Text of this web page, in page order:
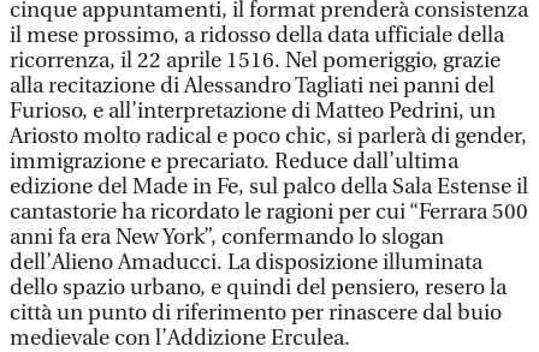
cinque appuntamenti, il format prenderà consistenza
il mese prossimo, a ridosso della data ufficiale della
ricorrenza, il 22 aprile 1516. Nel pomeriggio, grazie
alla recitazione di Alessandro Tagliati nei panni del
Furioso, e all’interpretazione di Matteo Pedrini, un
Ariosto molto radical e poco chic, si parlerà di gender,
immigrazione e precariato. Reduce dall’ultima
edizione del Made in Fe, sul palco della Sala Estense il
cantastorie ha ricordato le ragioni per cui “Ferrara 500
anni fa era New York”, confermando lo slogan
dell’Alieno Amaducci. La disposizione illuminata
dello spazio urbano, e quindi del pensiero, resero la
città un punto di riferimento per rinascere dal buio
medievale con l’Addizione Erculea.